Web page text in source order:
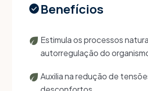
check_circleBenefícios
eco Estimula os processos
autorregulação do
eco Auxilia na redução de